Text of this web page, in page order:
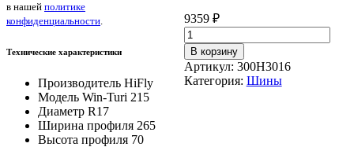
9359 ₽
Количество
товара
HiFly
Win-
Turi
В корзину
Артикул: 300H3016
Категория: Шины
в нашей политике
конфиденциальности.
Технические характеристики
Производитель HiFly
Модель Win-Turi 215
Диаметр R17
Ширина профиля 265
Высота профиля 70